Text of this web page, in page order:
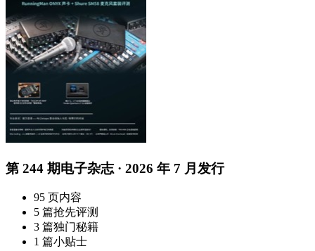
第 244 期电子杂志 · 2026 年 7 月发行
95 页内容
5 篇抢先评测
3 篇独门秘籍
1 篇小贴士